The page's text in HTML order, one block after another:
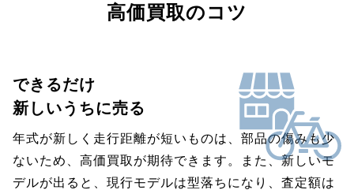
高価買取のコツ
できるだけ
新しいうちに売る
年式が新しく走行距離が短いものは、部品の傷みも少
ないため、高価買取が期待できます。また、新しいモ
デルが出ると、現行モデルは型落ちになり、査定額は